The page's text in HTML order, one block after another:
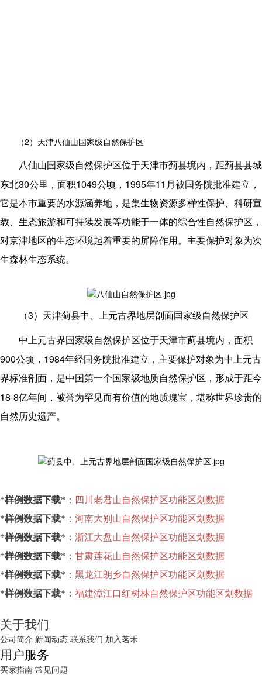
（2）天津八仙山国家级自然保护区
八仙山国家级自然保护区位于天津市蓟县境内，距蓟县县城
东北30公里，面积1049公顷， 1995年11 月被国务院批准建立，
它是本市重要的水源涵养地，是集生物资源多样性保护、科研宣
教、生态旅游和可持续发展等功能于一体的综合性自然保护区，
对京津地区的生态环境起着重要的屏障作用。主要保护对象为次
生森林生态系统。
（3）天津蓟县中、上元古界地层剖面国家级自然保护区
中上元古界国家级自然保护区位于天津市蓟县境内，面积
900公顷， 1984年经国务院批准建立，主要保护对象为中上元古
界标准剖面，是中国第一个国家级地质自然保护区，形成于距今
18-8亿年间，被誉为罕见而有价值的地质瑰宝，堪称世界珍贵的
自然历史遗产。
*样例数据下载*： 四川老君山自然保护区功能区划数据
*样例数据下载*： 河南大别山自然保护区功能区划数据
*样例数据下载*： 浙江大盘山自然保护区功能区划数据
*样例数据下载*： 甘肃莲花山自然保护区功能区划数据
*样例数据下载*： 黑龙江朗乡自然保护区功能区划数据
*样例数据下载*： 福建漳江口红树林自然保护区功能区划数据
关于我们
公司简介 新闻动态 联系我们 加入茗禾
用户服务
买家指南 常见问题